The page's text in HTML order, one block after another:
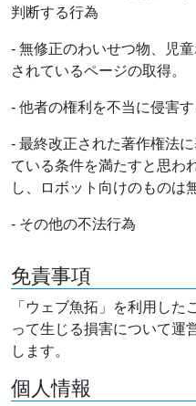
判断する行為
- 無修正のわいせつ物、児
されているページの取得。
- 他者の権利を不当に侵害
- 最終改正された著作権法
ている条件を満たすと思わ
し、ロボット向けのものは
- その他の不法行為
免責事項
「ウェブ魚拓」を利用した
って生じる損害について運
します。
個人情報